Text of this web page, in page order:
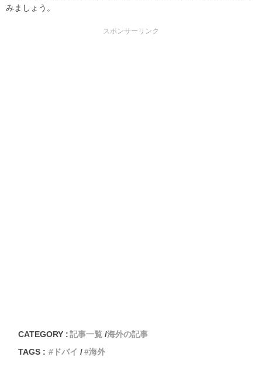
みましょう。
スポンサーリンク
CATEGORY : 記事一覧 海外の記事
TAGS :
ドバイ 海外